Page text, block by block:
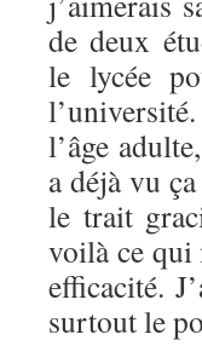
de deux
le lycée
l’âge
a déjà vu
le trait
voilà ce qui
efficacité.
surtout le